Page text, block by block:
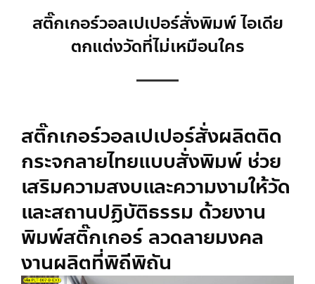
สติ๊กเกอร์วอลเปเปอร์สั่งพิมพ์ ไอเดีย
ตกแต่งวัดที่ไม่เหมือนใคร
สติ๊กเกอร์วอลเปเปอร์สั่งผลิตติด
กระจกลายไทยแบบสั่งพิมพ์ ช่วย
เสริมความสงบและความงามให้วัด
และสถานปฏิบัติธรรม ด้วยงาน
พิมพ์สติ๊กเกอร์ ลวดลายมงคล
งานผลิตที่พิถีพิถัน